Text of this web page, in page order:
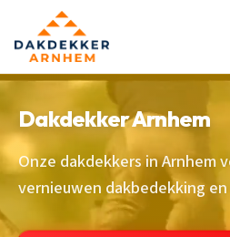
Dakdekker Arnhem
Onze dakdekkers in Arnhem
vernieuwen dakbedekking